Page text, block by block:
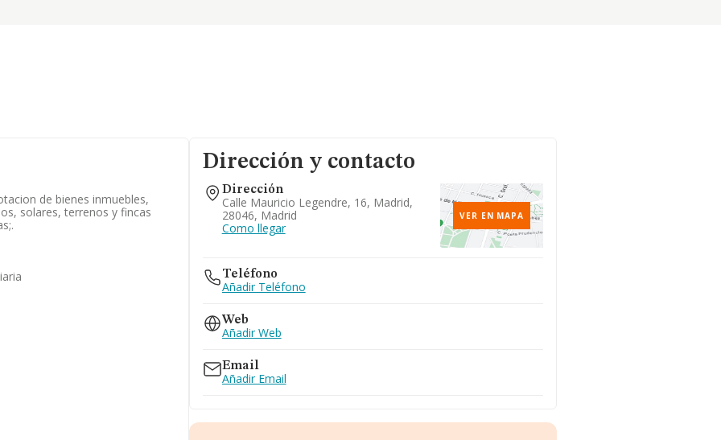
de bienes inmuebles,
solares, terrenos y fincas
Dirección y contacto
Dirección
Calle Mauricio Legendre, 16, Madrid,
28046, Madrid
Como llegar
VER EN MAPA
Teléfono
Añadir Teléfono
Web
Añadir Web
Email
Añadir Email